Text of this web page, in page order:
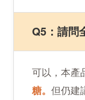
Q5：請問​
可以，​本​產
糖。 但​仍建